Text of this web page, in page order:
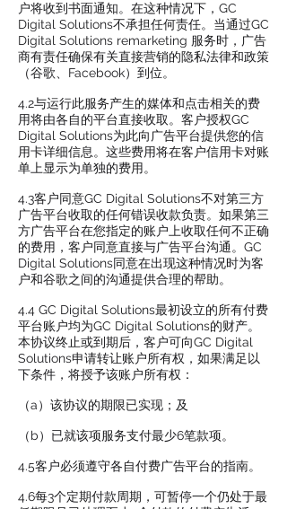
户将收到书面通知。在这种情况下，GC
Digital Solutions不承担任何责任。当通过GC
Digital Solutions remarketing 服务时，广告
商有责任确保有关直接营销的隐私法律和政策
（谷歌、Facebook）到位。
4.2与运行此服务产生的媒体和点击相关的费
用将由各自的平台直接收取。客户授权GC
Digital Solutions为此向广告平台提供您的信
用卡详细信息。这些费用将在客户信用卡对账
单上显示为单独的费用。
4.3客户同意GC Digital Solutions不对第三方
广告平台收取的任何错误收款负责。如果第三
方广告平台在您指定的账户上收取任何不正确
的费用，客户同意直接与广告平台沟通。GC
Digital Solutions同意在出现这种情况时为客
户和谷歌之间的沟通提供合理的帮助。
4.4 GC Digital Solutions最初设立的所有付费
平台账户均为GC Digital Solutions的财产。
本协议终止或到期后，客户可向GC Digital
Solutions申请转让账户所有权，如果满足以
下条件，将授予该账户所有权：
（a）该协议的期限已实现；及
（b）已就该项服务支付最少6笔款项。
4.5客户必须遵守各自付费广告平台的指南。
4.6每3个定期付款周期，可暂停一个仍处于最